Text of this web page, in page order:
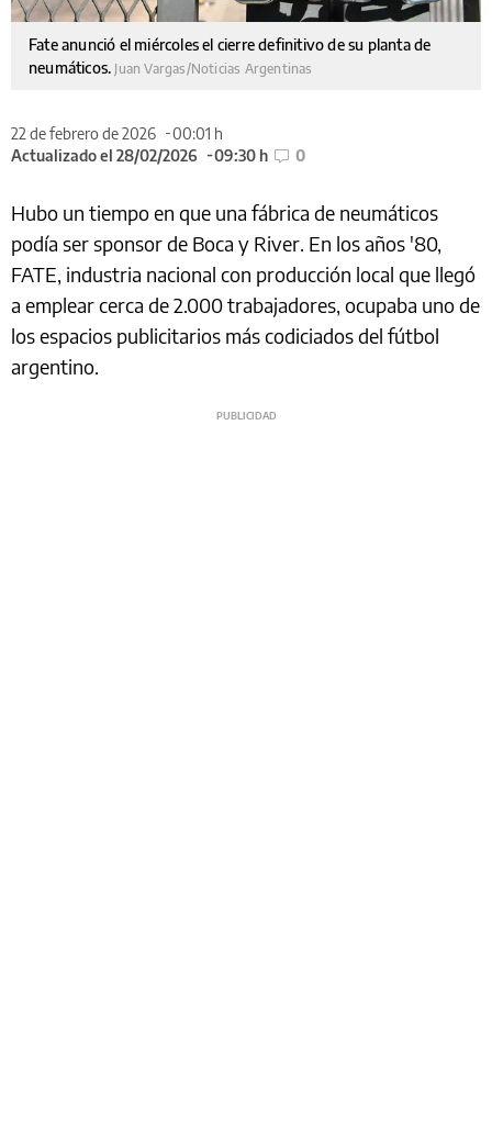
Fate anunció el miércoles el cierre definitivo de su planta de
neumáticos. Juan Vargas/Noticias Argentinas
22 de febrero de 2026
00:01 h
Actualizado el 28/02/2026
09:30 h 0
Hubo un tiempo en que una fábrica de neumáticos
podía ser sponsor de Boca y River. En los años '80,
FATE, industria nacional con producción local que llegó
a emplear cerca de 2.000 trabajadores, ocupaba uno de
los espacios publicitarios más codiciados del fútbol
argentino.